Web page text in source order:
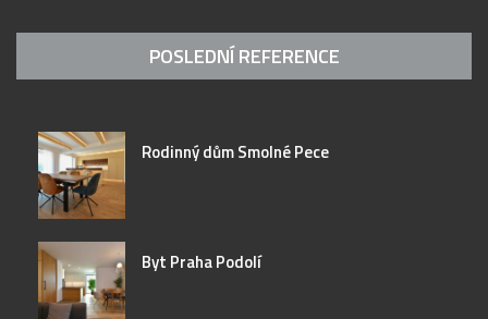
POSLEDNÍ REFERENCE
Rodinný dům Smolné Pece
Byt Praha Podolí